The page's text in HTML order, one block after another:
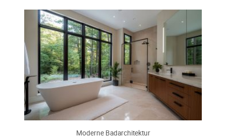
Moderne Badarchitektur